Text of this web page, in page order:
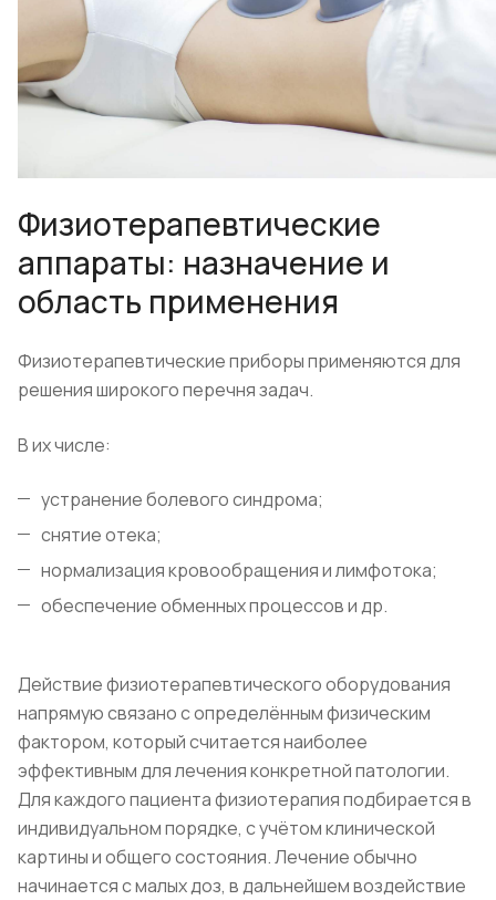
Физиотерапевтические
аппараты: назначение и
область применения
​Физиотерапевтические приборы применяются для
решения широкого перечня задач.
В их числе:
устранение болевого синдрома;
снятие отека;
нормализация кровообращения и лимфотока;
обеспечение обменных процессов и др.
Действие физиотерапевтического оборудования
напрямую связано с определённым физическим
фактором, который считается наиболее
эффективным для лечения конкретной патологии.
Для каждого пациента физиотерапия подбирается в
индивидуальном порядке, с учётом клинической
картины и общего состояния. Лечение обычно
начинается с малых доз, в дальнейшем воздействие